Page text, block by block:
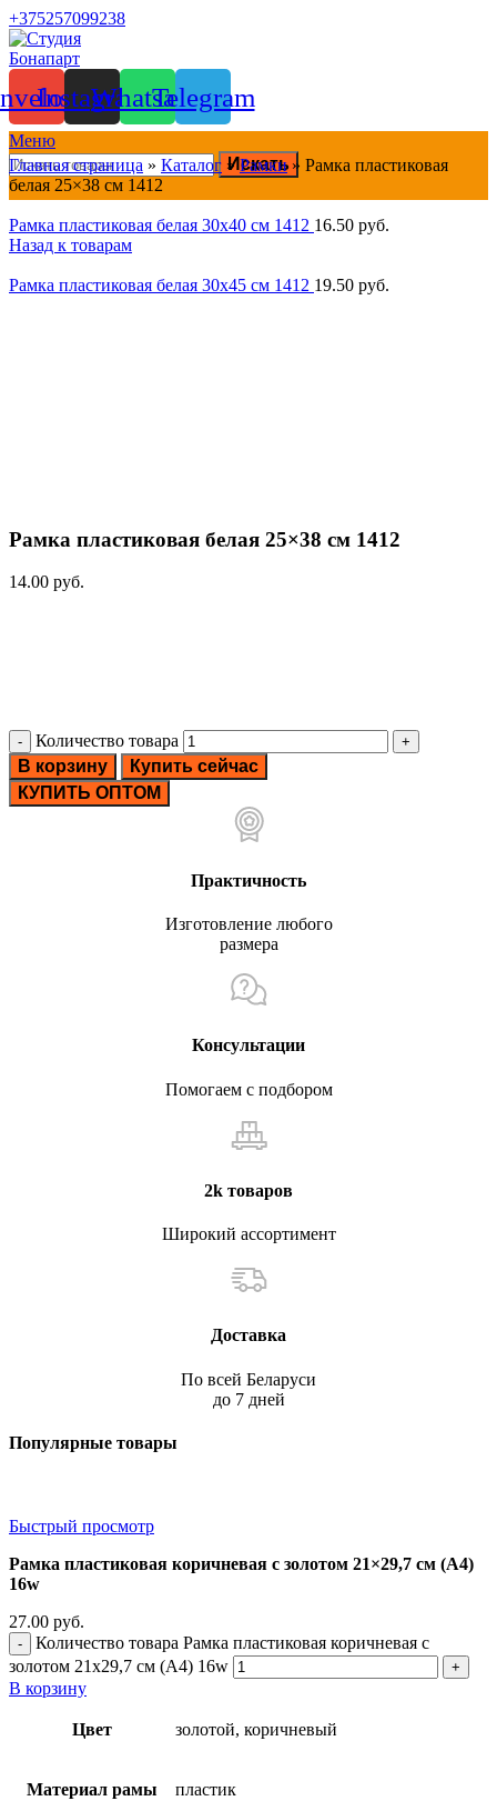
+375257099238
InstagramWhatsappTelegram
Меню
Искать
Главная страница » Каталог »Рамки» Рамка пластиковая
белая 25×38 см 1412
Рамка пластиковая белая 30x40 см 1412 16.50 руб.
Назад к товарам
Рамка пластиковая белая 30x45 см 1412 19.50 руб.
Рамка пластиковая белая 25×38 см 1412
14.00 руб.
Количество товара
В корзину
Купить сейчас
КУПИТЬ ОПТОМ
Практичность
Изготовление любого
размера
Консультации
Помогаем с подбором
2k товаров
Широкий ассортимент
Доставка
По всей Беларуси
до 7 дней
Популярные товары
Быстрый просмотр
Рамка пластиковая коричневая с золотом 21×29,7 см (А4)
16w
27.00 руб.
Количество товара Рамка пластиковая коричневая с
золотом 21x29,7 см (А4) 16w
В корзину
Цвет золотой, коричневый
Материал рамы пластик